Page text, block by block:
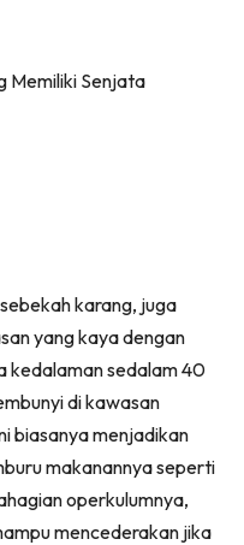
karang, juga
yang kaya dengan
kedalaman sedalam 40
di kawasan
biasanya menjadikan
makanannya seperti
operkulumnya,
mencederakan jika